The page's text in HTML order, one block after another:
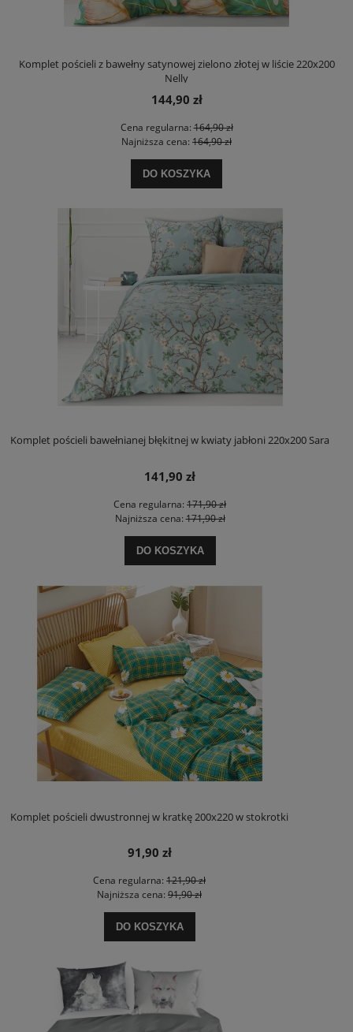
Komplet pościeli z bawełny satynowej zielono złotej w liście 220x200
Nelly
144,90 zł
Cena regularna:164,90 zł
Najniższa cena: 164,90 zł
DO KOSZYKA
Komplet pościeli bawełnianej błękitnej w kwiaty jabłoni 220x200 Sara
141,90 zł
Cena regularna: 171,90 zł
Najniższa cena:171,90 zł
DO KOSZYKA
Komplet pościeli dwustronnej w kratkę 200x220 w stokrotki
91,90 zł
Cena regularna: 121,90 zł
Najniższa cena: 91,90 zł
DO KOSZYKA